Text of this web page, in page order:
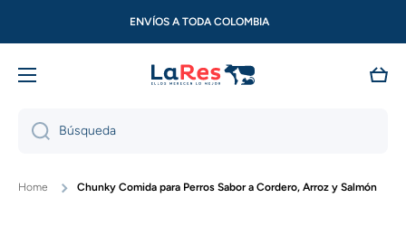
Ir directamente al contenidoENVÍOS A TODA COLOMBIA
Búsqueda
Home Chunky Comida para Perros Sabor a Cordero, Arroz y Salmón